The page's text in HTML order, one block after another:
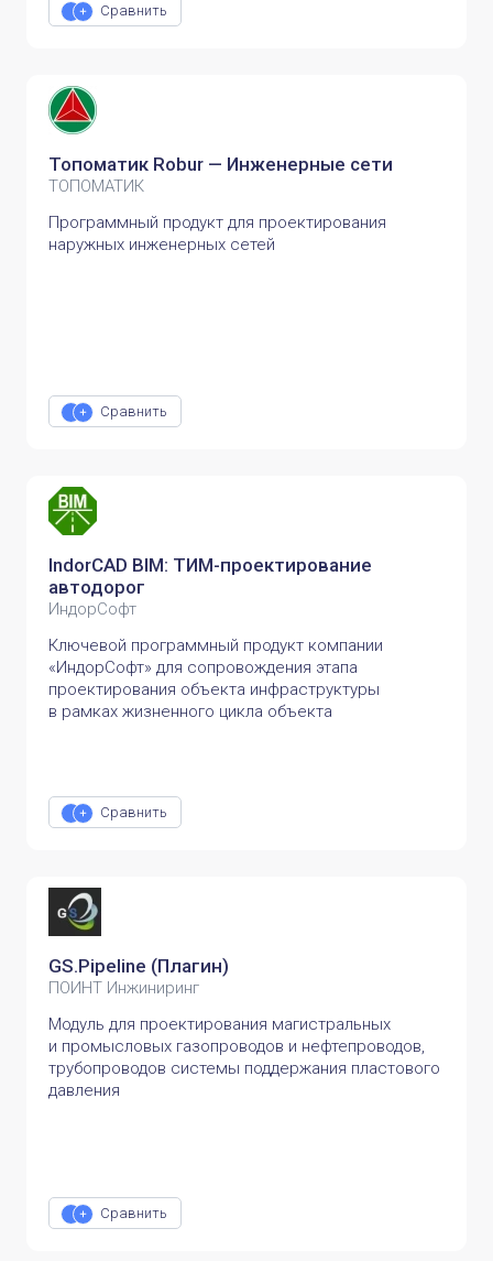
Сравнить
Топоматик Robur — Инженерные сети
ТОПОМАТИК
Программный продукт для проектирования
наружных инженерных сетей
Сравнить
IndorCAD BIM: ТИМ-проектирование
автодорог
ИндорСофт
Ключевой программный продукт компании
«ИндорСофт» для сопровождения этапа
проектирования объекта инфраструктуры
в рамках жизненного цикла объекта
Сравнить
GS.Pipeline (Плагин)
ПОИНТ Инжиниринг
Модуль для проектирования магистральных
и промысловых газопроводов и нефтепроводов,
трубопроводов системы поддержания пластового
давления
Сравнить